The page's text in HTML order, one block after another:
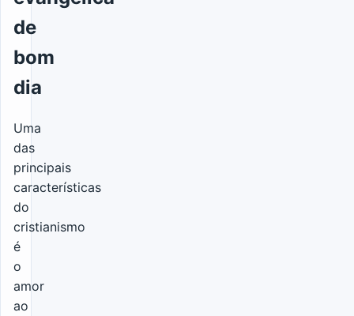
de
bom
dia
Uma
das
principais
características
do
cristianismo
é
o
amor
ao